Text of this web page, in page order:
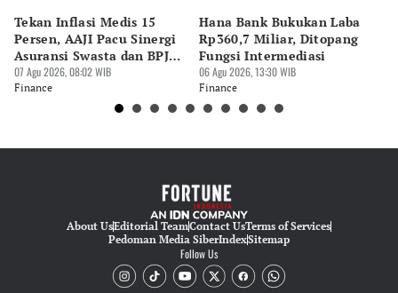
Tekan Inflasi Medis 15
Persen, AAJI Pacu Sinergi
Asuransi Swasta dan BPJS
Kesehatan
07 Agu 2026, 08:02 WIB
Finance
Hana Bank Bukukan Laba
Rp360,7 Miliar, Ditopang
Fungsi Intermediasi
06 Agu 2026, 13:30 WIB
Finance
About UsEditorial TeamContact UsTerms of Services
Pedoman Media SiberIndexSitemap
Follow Us